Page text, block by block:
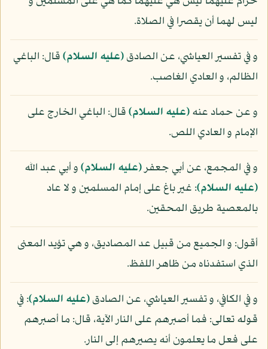
ليس لهما أن يقصرا في الصلاة.
و في تفسير العياشي، عن الصادق(عليه السلام)قال: الباغي
الظالم، و العادي الغاصب.
و عن حماد عنه(عليه السلام)قال: الباغي الخارج على
الإمام و العادي اللص.
و في المجمع، عن أبي جعفر(عليه السلام)و أبي عبد الله
(عليه السلام): غير باغ على إمام المسلمين و لا عاد
بالمعصية طريق المحقين.
أقول: و الجميع من قبيل عد المصاديق، و هي تؤيد المعنى
الذي استفدناه من ظاهر اللفظ.
و في الكافي، و تفسير العياشي، عن الصادق(عليه السلام): في
قوله تعالى: فما أصبرهم على النار الآية، قال: ما أصبرهم
على فعل ما يعلمون أنه يصيرهم إلى النار.